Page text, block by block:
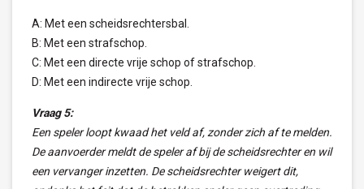
A: Met een scheidsrechtersbal.
B: Met een strafschop.
C: Met een directe vrije schop of strafschop.
D: Met een indirecte vrije schop.
Vraag 5:
Een speler loopt kwaad het veld af, zonder zich af te melden.
De aanvoerder meldt de speler af bij de scheidsrechter en wil
een vervanger inzetten. De scheidsrechter weigert dit,